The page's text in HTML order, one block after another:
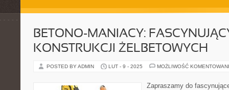
BETONO-MANIACY:
KONSTRUKCJI ŻELBETOWYCH
POSTED BY ADMIN LUT - 9 - 2025 MOŻLIWOŚĆ
Zapraszamy do